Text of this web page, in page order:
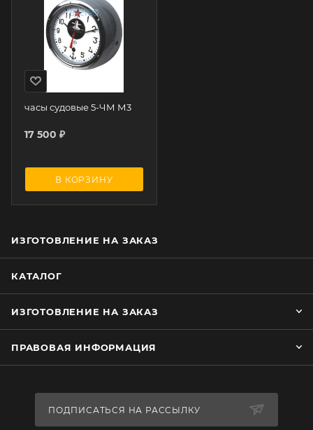
часы судовые 5-ЧМ М3
17 500 ₽
В КОРЗИНУ
ИЗГОТОВЛЕНИЕ НА ЗАКАЗ
КАТАЛОГ
ИЗГОТОВЛЕНИЕ НА ЗАКАЗ
ПРАВОВАЯ ИНФОРМАЦИЯ
ПОДПИСАТЬСЯ НА РАССЫЛКУ